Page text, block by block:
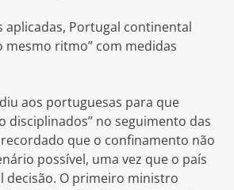
aplicadas, Portugal continental
mesmo ritmo” com medidas
aos portuguesas para que
disciplinados” no seguimento das
que o confinamento não
possível, uma vez que o país
decisão. O primeiro ministro